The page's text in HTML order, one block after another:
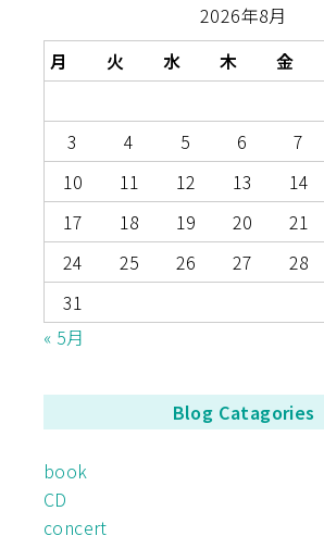
2026年8月
月
火 水 木 金
3
4 5 6 7
10
11 12 13 14
17
18 19 20 21
24
25 26 27 28
31
« 5月
Blog Catagories
book
CD
concert